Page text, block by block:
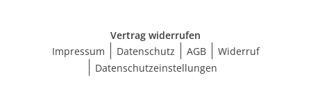
Vertrag widerrufen
Impressum
Datenschutz AGB
Widerruf
Datenschutzeinstellungen